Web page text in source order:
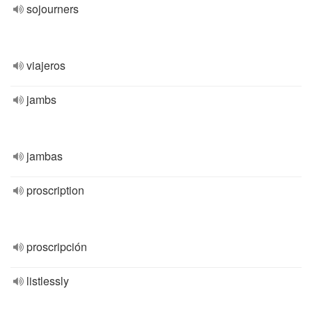
sojourners
viajeros
jambs
jambas
proscription
proscripción
listlessly